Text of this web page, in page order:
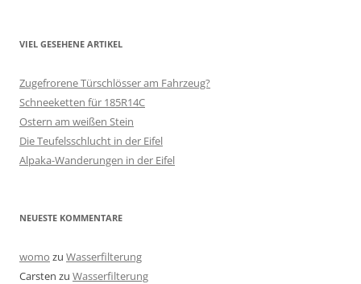
VIEL GESEHENE ARTIKEL
Zugefrorene Türschlösser am Fahrzeug?
Schneeketten für 185R14C
Ostern am weißen Stein
Die Teufelsschlucht in der Eifel
Alpaka-Wanderungen in der Eifel
NEUESTE KOMMENTARE
womo zu Wasserfilterung
Carsten zu Wasserfilterung